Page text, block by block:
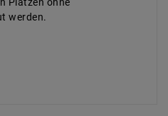
werden.